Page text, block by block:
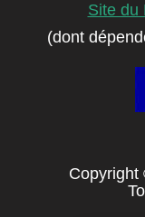
Site du
(dont
Copyright